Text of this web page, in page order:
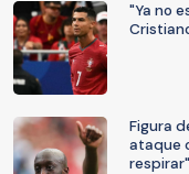
"Ya no
Figura
ataque
respirar"